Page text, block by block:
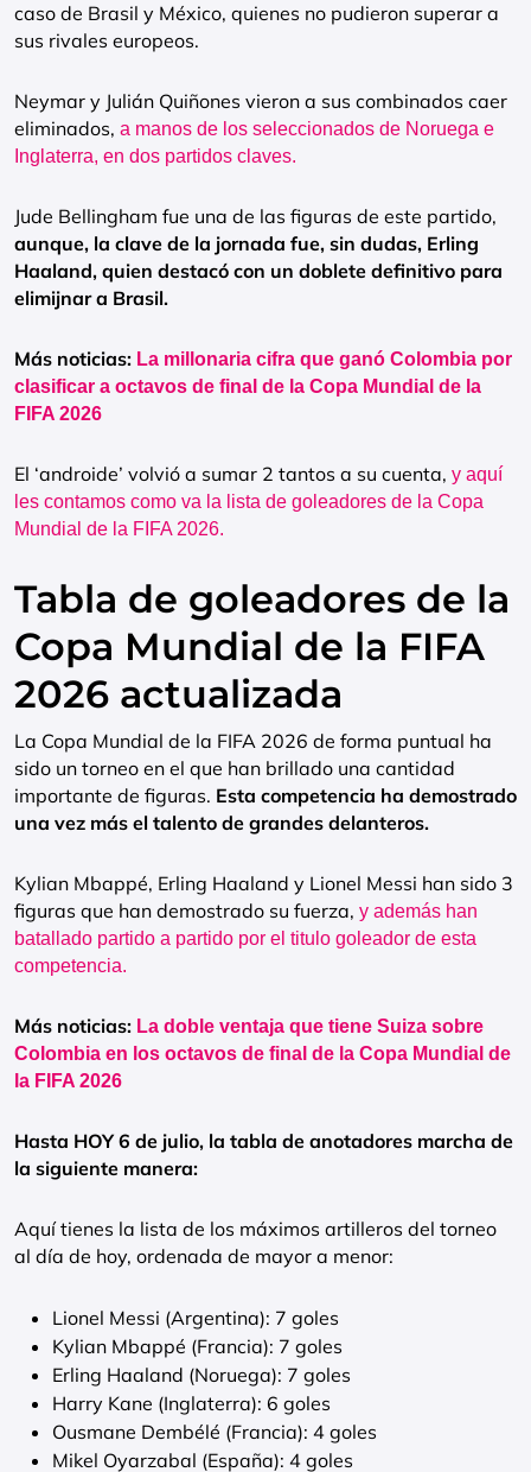
caso de Brasil y México, quienes no pudieron superar a
sus rivales europeos.
Neymar y Julián Quiñones vieron a sus combinados caer
eliminados, a manos de los seleccionados de Noruega e
Inglaterra, en dos partidos claves.
Jude Bellingham fue una de las figuras de este partido,
aunque, la clave de la jornada fue, sin dudas, Erling
Haaland, quien destacó con un doblete definitivo para
elimijnar a Brasil.
Más noticias: La millonaria cifra que ganó Colombia por
clasificar a octavos de final de la Copa Mundial de la
FIFA 2026
El ‘androide’ volvió a sumar 2 tantos a su cuenta, y aquí
les contamos como va la lista de goleadores de la Copa
Mundial de la FIFA 2026.
Tabla de goleadores de la
Copa Mundial de la FIFA
2026 actualizada
La Copa Mundial de la FIFA 2026 de forma puntual ha
sido un torneo en el que han brillado una cantidad
importante de figuras. Esta competencia ha demostrado
una vez más el talento de grandes delanteros.
Kylian Mbappé, Erling Haaland y Lionel Messi han sido 3
figuras que han demostrado su fuerza, y además han
batallado partido a partido por el titulo goleador de esta
competencia.
Más noticias: La doble ventaja que tiene Suiza sobre
Colombia en los octavos de final de la Copa Mundial de
la FIFA 2026
Hasta HOY 6 de julio, la tabla de anotadores marcha de
la siguiente manera:
Aquí tienes la lista de los máximos artilleros del torneo
al día de hoy, ordenada de mayor a menor:
Lionel Messi (Argentina): 7 goles
Kylian Mbappé (Francia): 7 goles
Erling Haaland (Noruega): 7 goles
Harry Kane (Inglaterra): 6 goles
Ousmane Dembélé (Francia): 4 goles
Mikel Oyarzabal (España): 4 goles